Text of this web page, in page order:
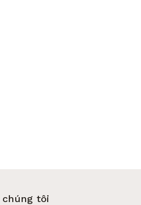
chúng tôi